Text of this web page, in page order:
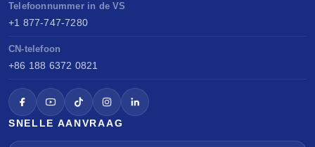
Telefoonnummer in de VS
+1 877-747-7280
CN-telefoon
+86 188 6372 0821
SNELLE AANVRAAG